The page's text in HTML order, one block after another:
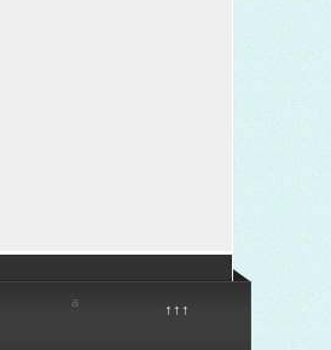
↑↑↑
a